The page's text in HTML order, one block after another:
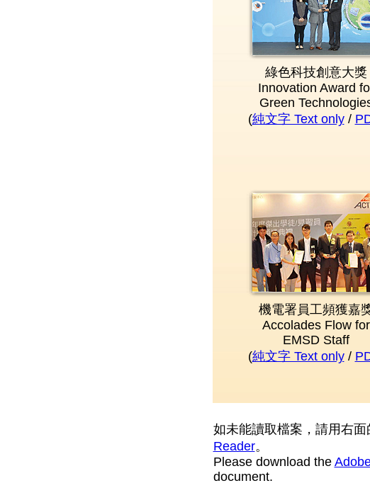
綠色科技創意大獎
Innovation Award
Green
(純文字 Text only/
機電署員工頻獲嘉
Accolades Flow for
EMSD Staff
(純文字 Text only/
如未能讀取檔案，請用右
Reader。
Please download the
document.